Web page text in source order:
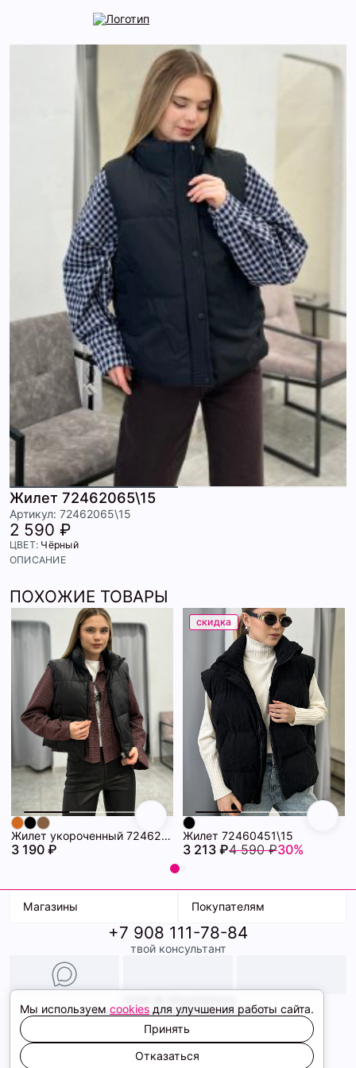
Жилет 72462065\15
Артикул: 72462065\15
2 590 ₽
ЦВЕТ: Чёрный
ОПИСАНИЕ
ПОХОЖИЕ ТОВАРЫ
Жилет укороченный 72462060\15
3 190 ₽
скидка
Жилет 72460451\15
3 213 ₽4 590 ₽30%
Магазины
ТК Терминал
ТРК Континент
Покупателям
Доставка
Условия оплаты
Образы
+7 908 111-78-84
твой консультант
Политика конфиденциальности
Соглашение cookie
Сайт создали
Мы используем cookies для улучшения работы сайта.
Принять
Отказаться